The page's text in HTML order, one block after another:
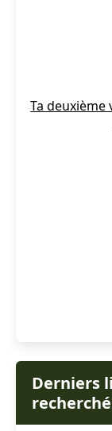
Ta
Derniers